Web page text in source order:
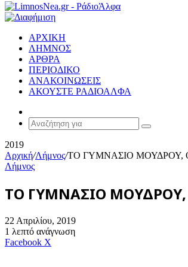
ΑΡΧΙΚΗ
ΛΗΜΝΟΣ
ΑΡΘΡΑ
ΠΕΡΙΟΔΙΚΟ
ΑΝΑΚΟΙΝΩΣΕΙΣ
ΑΚΟΥΣΤΕ ΡΑΔΙΟΑΛΦΑ
Article
Αναζήτηση
2019
Αρχική/Λήμνος/ΤΟ ΓΥΜΝΑΣΙΟ ΜΟΥΔΡΟΥ,
Λήμνος
ΤΟ ΓΥΜΝΑΣΙΟ ΜΟΥΔΡΟΥ,
22 Απριλίου, 2019
1 λεπτό ανάγνωση
Facebook X